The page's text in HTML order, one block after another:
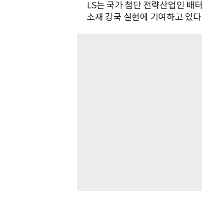
LS는 국가 첨단 전략산업인 배
소재 강국 실현에 기여하고 있